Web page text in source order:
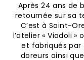
Après 24 ans de
retournée sur sa
C’est à Saint-
l’atelier « Viadoli
et fabriqués par
doreurs ainsi